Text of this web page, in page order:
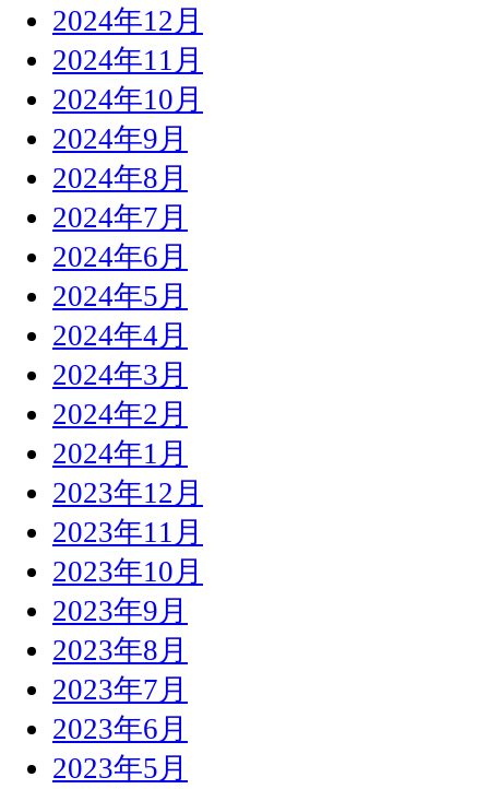
2024年12月
2024年11月
2024年10月
2024年9月
2024年8月
2024年7月
2024年6月
2024年5月
2024年4月
2024年3月
2024年2月
2024年1月
2023年12月
2023年11月
2023年10月
2023年9月
2023年8月
2023年7月
2023年6月
2023年5月